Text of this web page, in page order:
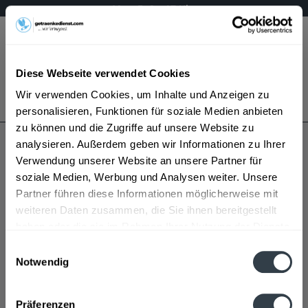
Diese Webseite verwendet Cookies
Wir verwenden Cookies, um Inhalte und Anzeigen zu
personalisieren, Funktionen für soziale Medien anbieten
zu können und die Zugriffe auf unsere Website zu
analysieren. Außerdem geben wir Informationen zu Ihrer
Verwendung unserer Website an unsere Partner für
soziale Medien, Werbung und Analysen weiter. Unsere
Partner führen diese Informationen möglicherweise mit
weiteren Daten zusammen, die Sie ihnen bereitgestellt
Notwendig
Präferenzen
Mo – Fr 9 – 17 Uhr
Menü
Bestellung widerrufen
Es gilt unsere Datenschutzerklärung
Vulkanius
Vulkanius wird in den folgenden Regionen, Städten,